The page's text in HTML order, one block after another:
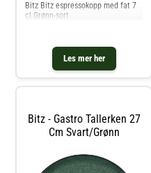
Les mer her
Bitz Bitz espressokopp med fat 7
cl Grønn-sort
Bitz - Gastro Tallerken 27
Cm Svart/grønn